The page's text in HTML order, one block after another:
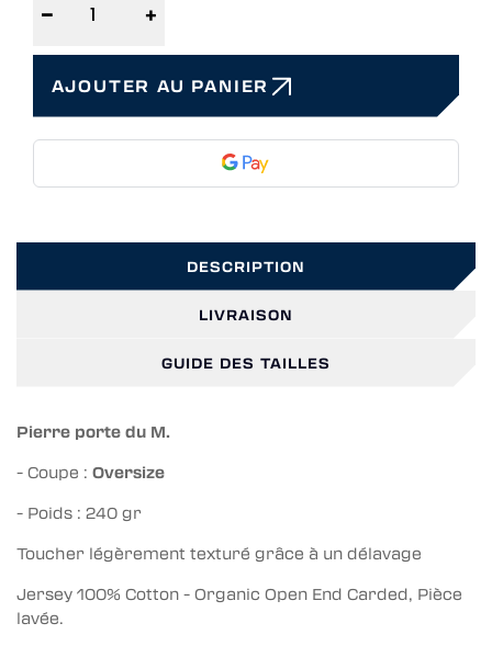
− +
AJOUTER AU PANIER
DESCRIPTION
LIVRAISON
GUIDE DES TAILLES
Pierre porte du M.
- Coupe : Oversize
- Poids : 240 gr
Toucher légèrement texturé grâce à un délavage
Jersey 100% Cotton - Organic Open End Carded, Pièce
lavée.